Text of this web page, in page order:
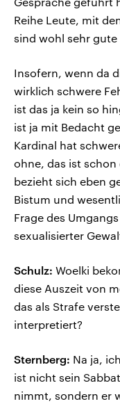
Reihe Leute, mit
sind wohl sehr gute
Insofern, wenn da
wirklich schwere
ist das ja kein so
ist ja mit Bedacht
Kardinal hat
ohne, das ist schon
bezieht sich eben
Bistum und
Frage des
sexualisierter
Schulz: Woelki
diese Auszeit von
das als Strafe
interpretiert?
Sternberg: Na ja,
ist nicht sein
nimmt, sondern er